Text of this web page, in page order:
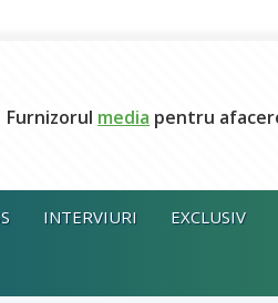
Furnizorul media pentru
INTERVIURI EXCLUSIV